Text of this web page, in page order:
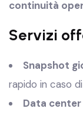
continuità
Servizi
Snapshot
rapido in caso
Data center